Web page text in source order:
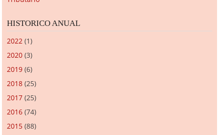
HISTORICO ANUAL
2022 (1)
2020 (3)
2019 (6)
2018 (25)
2017 (25)
2016 (74)
2015 (88)